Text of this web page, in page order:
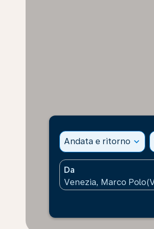
Andata e ritorno expand_more
Da